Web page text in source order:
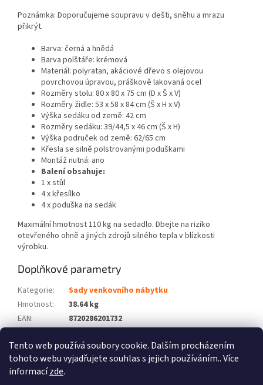
Tento web používá soubory cookie. Dalším procházením
tohoto webu vyjadřujete souhlas s jejich používáním.. Více
informacízde.
Poznámka: Doporučujeme soupravu v dešti, sněhu a mrazu
přikrýt.
Barva: černá a hnědá
Barva polštáře: krémová
Materiál: polyratan, akáciové dřevo s olejovou
povrchovou úpravou, práškově lakovaná ocel
Rozměry stolu: 80 x 80 x 75 cm (D x Š x V)
Rozměry židle: 53 x 58 x 84 cm (Š x H x V)
Výška sedáku od země: 42 cm
Rozměry sedáku: 39/44,5 x 46 cm (Š x H)
Výška područek od země: 62/65 cm
Křesla se silně polstrovanými poduškami
Montáž nutná: ano
Balení obsahuje:
1 x stůl
4 x křesílko
4 x poduška na sedák
Maximální hmotnost 110 kg na sedadlo. Dbejte na riziko
otevřeného ohně a jiných zdrojů silného tepla v blízkosti
výrobku.
Doplňkové parametry
Kategorie:
Sady venkovního nábytku
Hmotnost:
38.64 kg
EAN:
8720286201732
Počet balíků: 2